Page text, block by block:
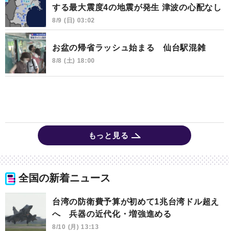
する最大震度4の地震が発生 津波の心配なし
8/9 (日) 03:02
お盆の帰省ラッシュ始まる 仙台駅混雑
8/8 (土) 18:00
もっと見る
全国の新着ニュース
台湾の防衛費予算が初めて1兆台湾ドル超え
へ 兵器の近代化・増強進める
8/10 (月) 13:13